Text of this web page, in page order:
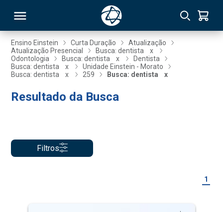
Ensino Einstein Curta Duração
Atualização
Atualização Presencial
Busca: dentista
x
Odontologia
Busca: dentista x
Dentista
Busca: dentista
x
Unidade Einstein - Morato
Busca: dentista
x 259 Busca: dentista x
Resultado da Busca
Filtros
1